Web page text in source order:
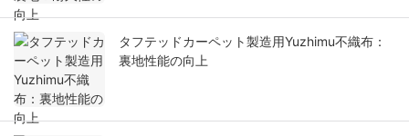
タフテッドカーペット製造用Yuzhimu不織布：
裏地性能の向上